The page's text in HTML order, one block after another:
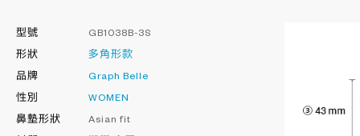
型號 GB1038B-3S
形狀 多角形款
品牌 Graph Belle
性別 WOMEN
鼻墊形狀 Asian fit